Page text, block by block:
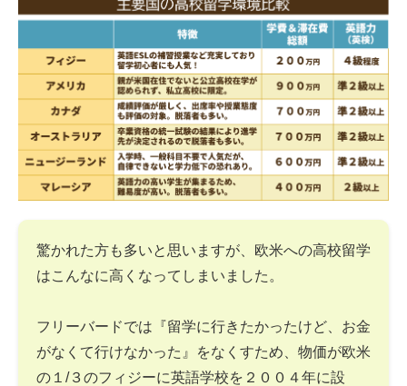
驚かれた方も多いと思いますが、欧米への高校留学
はこんなに高くなってしまいました。
フリーバードでは『留学に行きたかったけど、お金
がなくて行けなかった』をなくすため、物価が欧米
の１/３のフィジーに英語学校を２００４年に設